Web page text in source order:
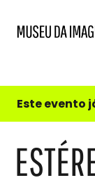
e
do
Este evento